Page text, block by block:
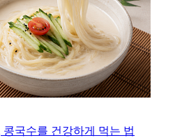
콩국수를 건강하게 먹는 법